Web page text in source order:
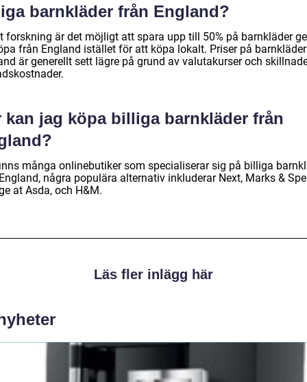
barnkläder från England?
forskning är det möjligt att spara upp till 50% på barnkläder
från England istället för att köpa lokalt. Priser på
är generellt sett lägre på grund av valutakurser och
kan jag köpa billiga barnkläder från
många onlinebutiker som specialiserar sig på billiga
några populära alternativ inkluderar Next, Marks &
at Asda, och H&M.
Läs fler inlägg här